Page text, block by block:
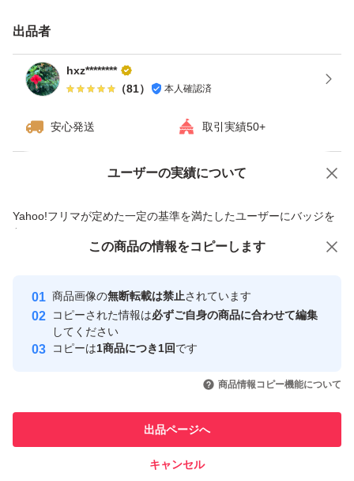
出品者
hxz********
（81） 本人確認済
安心発送 取引実績50+
ユーザーの実績について
Yahoo!フリマが定めた一定の基準を満たしたユーザーにバッジを
付与しています
安心取引出品者
心・安全なユーザーです
取引実績
引を完了させた実績があります
での取引実績があります
価格の相談 商品への質問
この商品の情報をコピーします
商品画像の無断転載は禁止されています
コピーされた情報は必ずご自身の商品に合わせて編集
してください
コピーは1商品につき1回です
商品情報コピー機能について
出品ページへ
キャンセル
この商品をみている人にオススメ